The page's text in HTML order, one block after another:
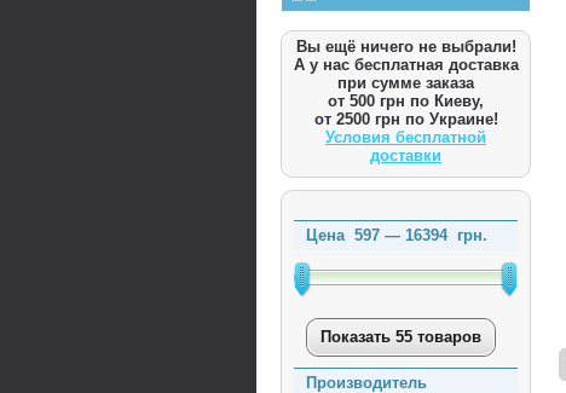
Вы ещё ничего не выбрали!
А у нас бесплатная доставка
при сумме заказа
от 500 грн по Киеву,
от 2500 грн по Украине!
Условия бесплатной
доставки
Цена 597 — 16394грн.
Показать 55 товаров
Производитель